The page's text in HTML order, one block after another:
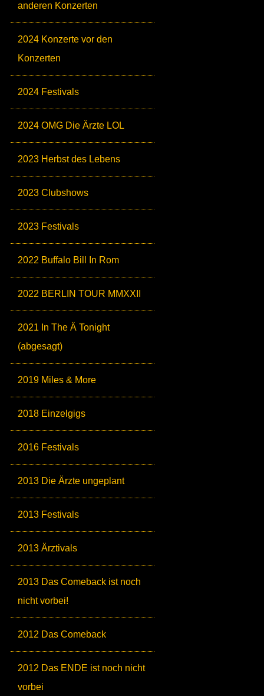
anderen Konzerten
2024 Konzerte vor den
Konzerten
2024 Festivals
2024 OMG Die Ärzte LOL
2023 Herbst des Lebens
2023 Clubshows
2023 Festivals
2022 Buffalo Bill In Rom
2022 BERLIN TOUR MMXXII
2021 In The Ä Tonight
(abgesagt)
2019 Miles & More
2018 Einzelgigs
2016 Festivals
2013 Die Ärzte ungeplant
2013 Festivals
2013 Ärztivals
2013 Das Comeback ist noch
nicht vorbei!
2012 Das Comeback
2012 Das ENDE ist noch nicht
vorbei